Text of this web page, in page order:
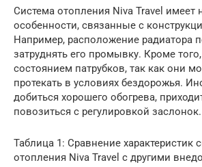
Система отопления Niva Travel имеет
особенности, связанные с
Например, расположение радиатора
затруднять его промывку. Кроме
состоянием патрубков, так как они
протекать в условиях бездорожья.
добиться хорошего обогрева,
повозиться с регулировкой заслонок.
Таблица 1: Сравнение характеристик
отопления Niva Travel с другими